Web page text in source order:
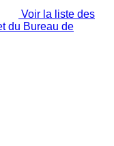
Voir la liste des
du Bureau de